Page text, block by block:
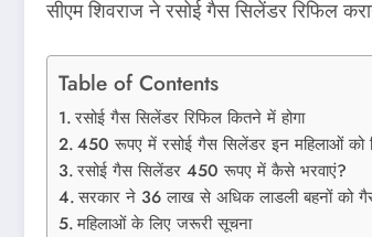
सीएम शिवराज ने रसोई गैस सिलेंडर रिफिल
Table of Contents
रसोई गैस सिलेंडर रिफिल कितने में होगा
450 रूपए में रसोई गैस सिलेंडर इन महिलाओं को
रसोई गैस सिलेंडर 450 रूपए में कैसे भरवाएं?
सरकार ने 36 लाख से अधिक लाडली बहनों को
महिलाओं के लिए जरूरी सूचना